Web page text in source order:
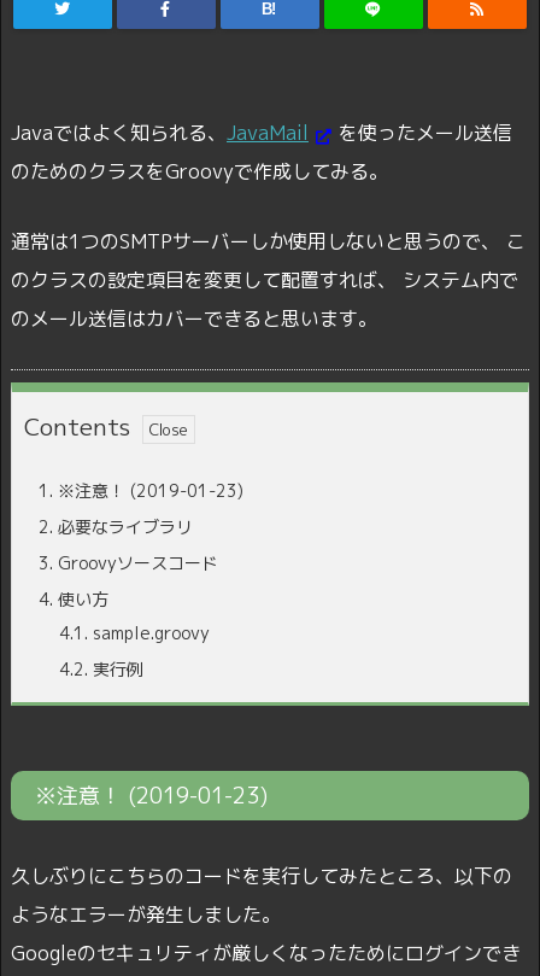
B!
Javaではよく知られる、 JavaMail
を使ったメール送信
のためのクラスをGroovyで作成してみる。
通常は1つのSMTPサーバーしか使用しないと思うので、 こ
のクラスの設定項目を変更して配置すれば、 システム内で
のメール送信はカバーできると思います。
Contents
1. ※注意！ (2019-01-23)
2. 必要なライブラリ
3. Groovyソースコード
4. 使い方
4.1. sample.groovy
4.2. 実行例
※注意！ (2019-01-23)
久しぶりにこちらのコードを実行してみたところ、以下の
ようなエラーが発生しました。
Googleのセキュリティが厳しくなったためにログインでき